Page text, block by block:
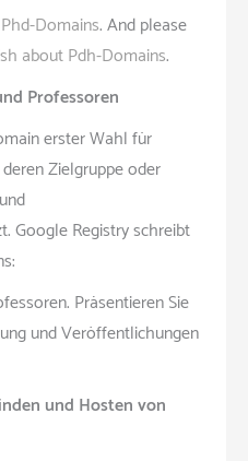
Phd-Domains. And please
about Pdh-Domains.
Professoren
erster Wahl für
Zielgruppe oder
Google Registry schreibt
Präsentieren Sie
und Veröffentlichungen
und Hosten von